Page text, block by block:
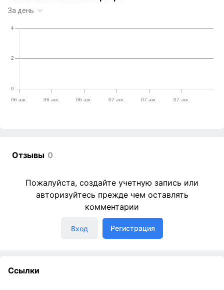
Отзывы 0
Пожалуйста, создайте учетную запись или
авторизуйтесь прежде чем оставлять
комментарии
Вход Регистрация
Ссылки